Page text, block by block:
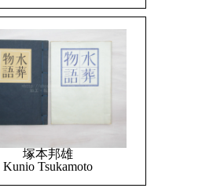
塚本邦雄
Kunio Tsukamoto